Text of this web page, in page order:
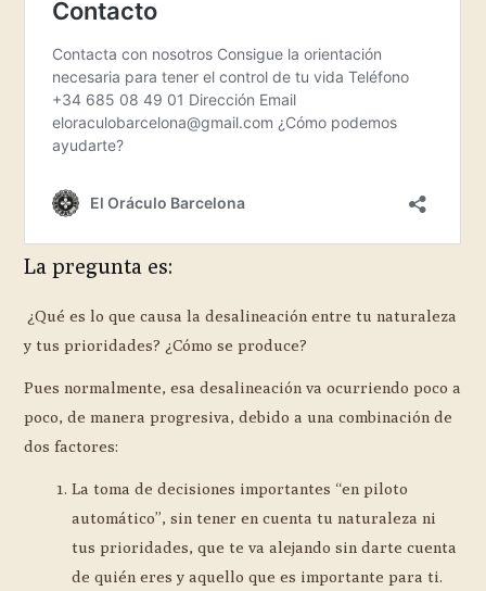
La pregunta es:
¿Qué es lo que causa la desalineación entre tu naturaleza
y tus prioridades? ¿Cómo se produce?
Pues normalmente, esa desalineación va ocurriendo poco a
poco, de manera progresiva, debido a una combinación de
dos factores:
La toma de decisiones importantes “en piloto
automático”, sin tener en cuenta tu naturaleza ni
tus prioridades, que te va alejando sin darte cuenta
de quién eres y aquello que es importante para ti.